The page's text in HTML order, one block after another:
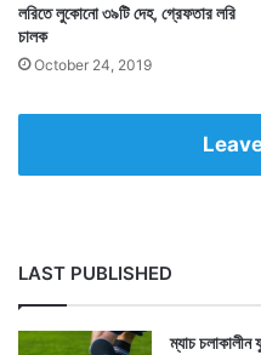
লরিতে লুকোনো ৩৯টি দেহ, গ্রেফতার লরি
চালক
October 24, 2019
LAST PUBLISHED
ম্যাচ চলাকালীন